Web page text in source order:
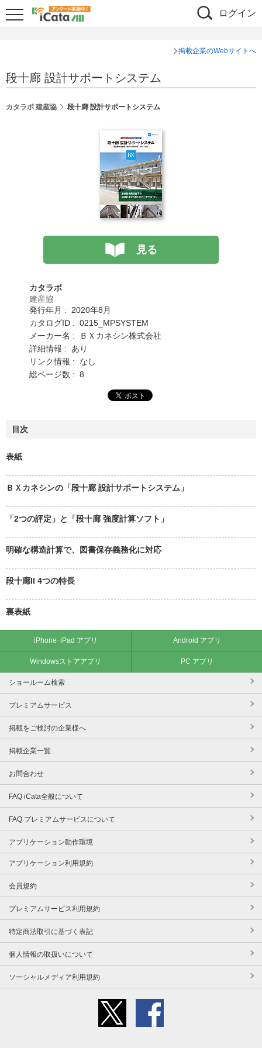
ログイン
掲載企業のWebサイトへ
段十廊 設計サポートシステム
カタラボ 建産協 段十廊 設計サポートシステム
見る
カタラボ
建産協
発行年月 : 2020年8月
カタログID : 0215_MPSYSTEM
メーカー名 : ＢＸカネシン株式会社
詳細情報 : あり
リンク情報 : なし
総ページ数 : 8
目次
表紙
ＢＸカネシンの「段十廊 設計サポートシステム」
「2つの評定」と「段十廊 強度計算ソフト」
明確な構造計算で、図書保存義務化に対応
段十廊II 4つの特長
裏表紙
iPhone･iPad アプリ Android アプリ
Windowsストアアプリ PC アプリ
ショールーム検索
プレミアムサービス
掲載をご検討の企業様へ
掲載企業一覧
お問合わせ
FAQ iCata全般について
FAQ プレミアムサービスについて
アプリケーション動作環境
アプリケーション利用規約
会員規約
プレミアムサービス利用規約
特定商法取引に基づく表記
個人情報の取扱いについて
ソーシャルメディア利用規約